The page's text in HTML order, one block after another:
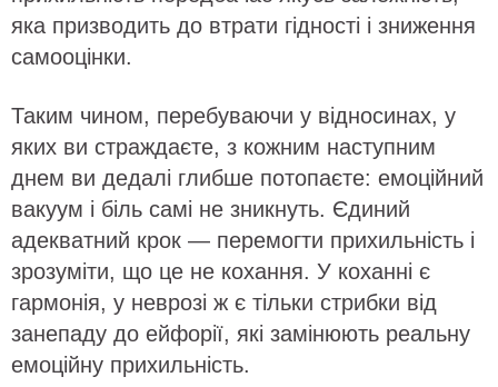
яка призводить до втрати гідності і зниження
самооцінки.
Таким чином, перебуваючи у відносинах, у
яких ви страждаєте, з кожним наступним
днем ви дедалі глибше потопаєте: емоційний
вакуум і біль самі не зникнуть. Єдиний
адекватний крок — перемогти прихильність і
зрозуміти, що це не кохання. У коханні є
гармонія, у неврозі ж є тільки стрибки від
занепаду до ейфорії, які замінюють реальну
емоційну прихильність.